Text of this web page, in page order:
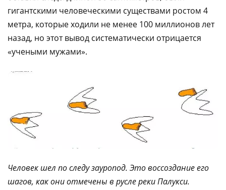
гигантскими человеческими существами ростом 4
метра, которые ходили не менее 100 миллионов лет
назад, но этот вывод систематически отрицается
«учеными мужами».
Человек шел по следу зауропод. Это воссоздание его
шагов, как они отмечены в русле реки Палукси.